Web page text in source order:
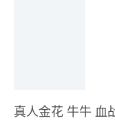
真人金花 牛牛 血